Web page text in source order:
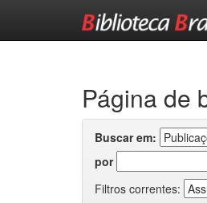
Página de
Buscar em:
por
Filtros correntes: